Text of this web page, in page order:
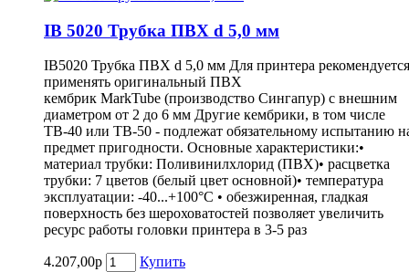
IB 5020 Трубка ПВХ d 5,0 мм
IB5020 Трубка ПВХ d 5,0 мм Для принтера рекомендуется
применять оригинальный ПВХ
кембрик MarkTube (производство Сингапур) с внешним
диаметром от 2 до 6 мм Другие кембрики, в том числе
ТВ-40 или ТВ-50 - подлежат обязательному испытанию
предмет пригодности. Основные характеристики:•
материал трубки: Поливинилхлорид (ПВХ)• расцветка
трубки: 7 цветов (белый цвет основной)• температура
эксплуатации: -40...+100°С • обезжиренная, гладкая
поверхность без шероховатостей позволяет увеличить
ресурс работы головки принтера в 3-5 раз
4.207,00р
Купить